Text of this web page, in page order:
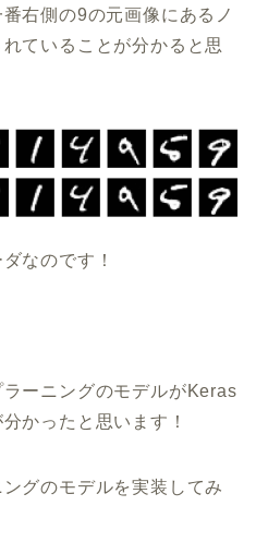
右側の9の元画像にあるノ
ていることが分かると思
なのです！
ーニングのモデルがKeras
かったと思います！
グのモデルを実装してみ